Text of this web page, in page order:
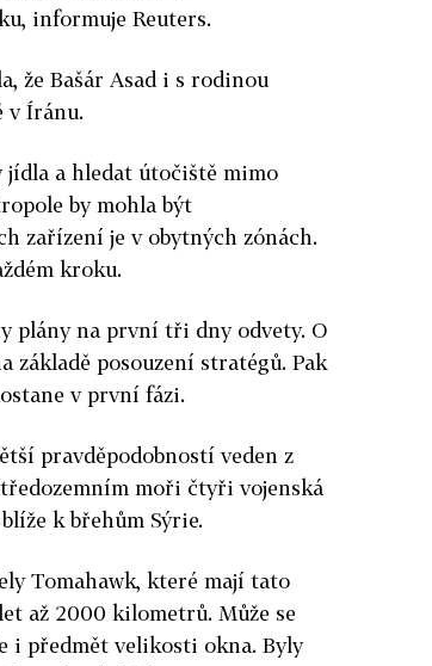
informuje Reuters.
že Bašár Asad i s rodinou
v Íránu.
jídla a hledat útočiště mimo
by mohla být
zařízení je v obytných zónách.
kroku.
plány na první tři dny odvety. O
základě posouzení stratégů. Pak
v první fázi.
pravděpodobností veden z
moři čtyři vojenská
k břehům Sýrie.
Tomahawk, které mají tato
až 2000 kilometrů. Může se
i předmět velikosti okna. Byly